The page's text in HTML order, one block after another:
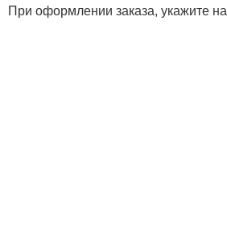
При оформлении заказа, укажите